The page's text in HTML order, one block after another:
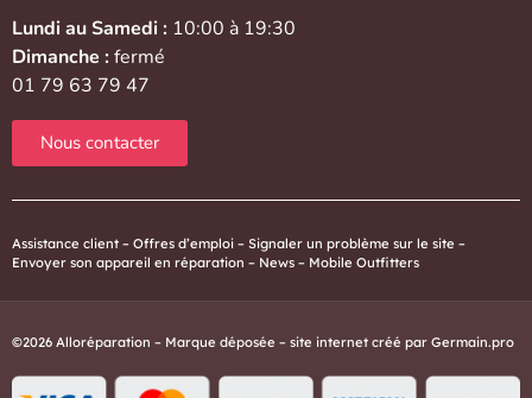
Lundi au Samedi : 10:00 à 19:30
Dimanche :fermé
01 79 63 79 47
Nous contacter
Assistance client – Offres d’emploi – Signaler un problème sur le site –
Envoyer son appareil en réparation – News – Mobile Outfitters
©2026 Alloréparation – Marque déposée – site internet créé par Germain.pro